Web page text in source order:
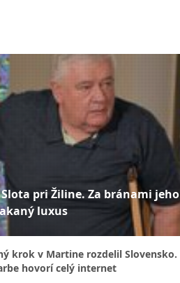
pri Žiline. Za bránami jeho
luxus
krok v Martine rozdelil Slovensko.
hovorí celý internet